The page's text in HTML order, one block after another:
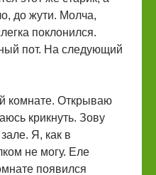
до жути. Молча,
поклонился.
пот. На следующий
комнате. Открываю
крикнуть. Зову
Я, как в
не могу. Еле
появился